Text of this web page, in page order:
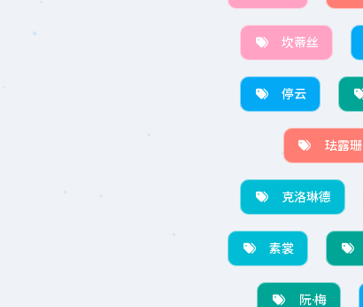
坎蒂丝
停云
珐露珊
克洛琳德
素裳
阮·梅